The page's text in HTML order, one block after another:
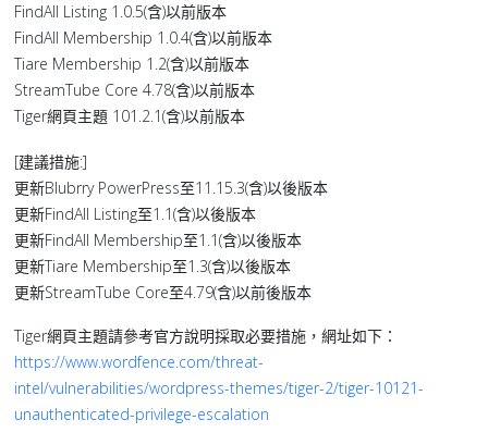
FindAll Listing 1.0.5(含)以前版本
FindAll Membership 1.0.4(含)以前版本
Tiare Membership 1.2(含)以前版本
StreamTube Core 4.78(含)以前版本
Tiger網頁主題 101.2.1(含)以前版本
[建議措施:]
更新Blubrry PowerPress至11.15.3(含)以後版本
更新FindAll Listing至1.1(含)以後版本
更新FindAll Membership至1.1(含)以後版本
更新Tiare Membership至1.3(含)以後版本
更新StreamTube Core至4.79(含)以前後版本
Tiger網頁主題請參考官方說明採取必要措施，網址如下：
https://www.wordfence.com/threat-
intel/vulnerabilities/wordpress-themes/tiger-2/tiger-10121-
unauthenticated-privilege-escalation